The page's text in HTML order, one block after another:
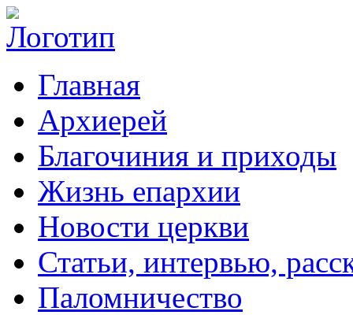
Главная
Архиерей
Благочиния и приходы
Жизнь епархии
Новости церкви
Статьи, интервью,
Паломничество